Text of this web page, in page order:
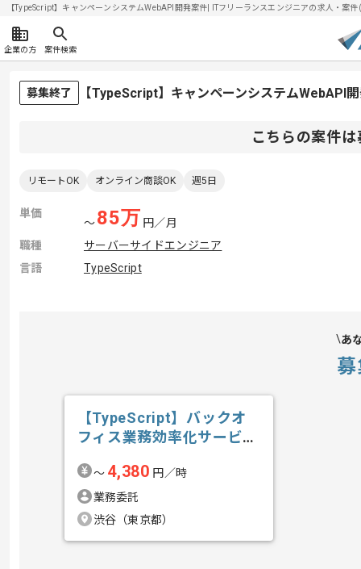
【TypeScript】キャンペーンシステムWebAPI開発案件| ITフリーランスエンジニアの求人・案
企業の方 案件検索
募集終了 【TypeScript】キャンペーンシステムWebAPI
こちらの案件
リモートOK オンライン商談OK 週5日
単価
〜85万 円／月
職種
サーバーサイドエンジニア
言語
TypeScript
あ
【TypeScript】バックオ
フィス業務効率化サービス
〜 4,380 円／時
業務委託
渋谷（東京都）